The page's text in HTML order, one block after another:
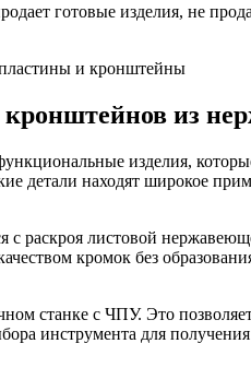
готовые изделия, не
и кронштейны
кронштейнов из
изделия,
детали находят широкое
раскроя листовой
кромок без
станке с ЧПУ. Это
инструмента для